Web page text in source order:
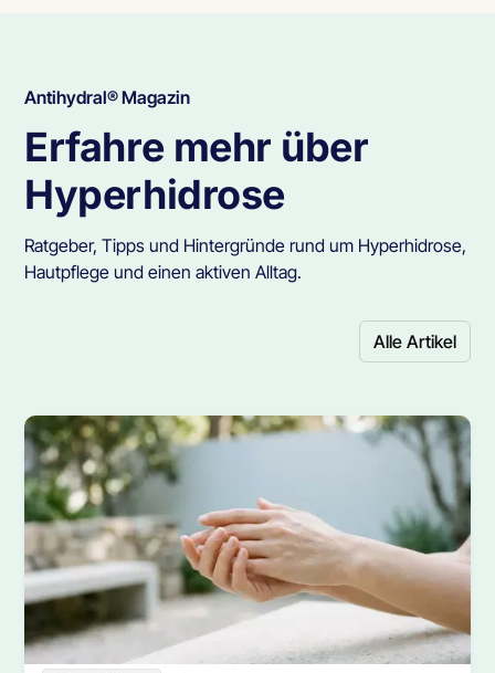
Antihydral® Magazin
Erfahre mehr über
Hyperhidrose
Ratgeber, Tipps und Hintergründe rund um Hyperhidrose,
Hautpflege und einen aktiven Alltag.
Alle Artikel